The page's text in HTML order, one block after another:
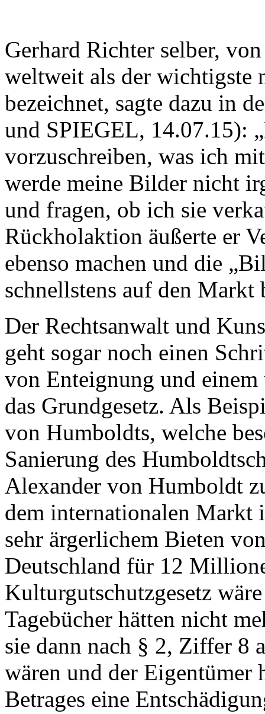
Gerhard Richter selber,
weltweit als der wichtigste
bezeichnet, sagte dazu in
und SPIEGEL, 14.07.15):
vorzuschreiben, was ich
werde meine Bilder nicht
und fragen, ob ich sie
Rückholaktion äußerte er
ebenso machen und die
schnellstens auf den
Der Rechtsanwalt und
geht sogar noch einen
von Enteignung und
das Grundgesetz. Als
von Humboldts, welche
Sanierung des
Alexander von Humboldt
dem internationalen Markt
sehr ärgerlichem Bieten
Deutschland für 12
Kulturgutschutzgesetz
Tagebücher hätten nicht
sie dann nach § 2, Ziffer 8
wären und der Eigentümer
Betrages eine